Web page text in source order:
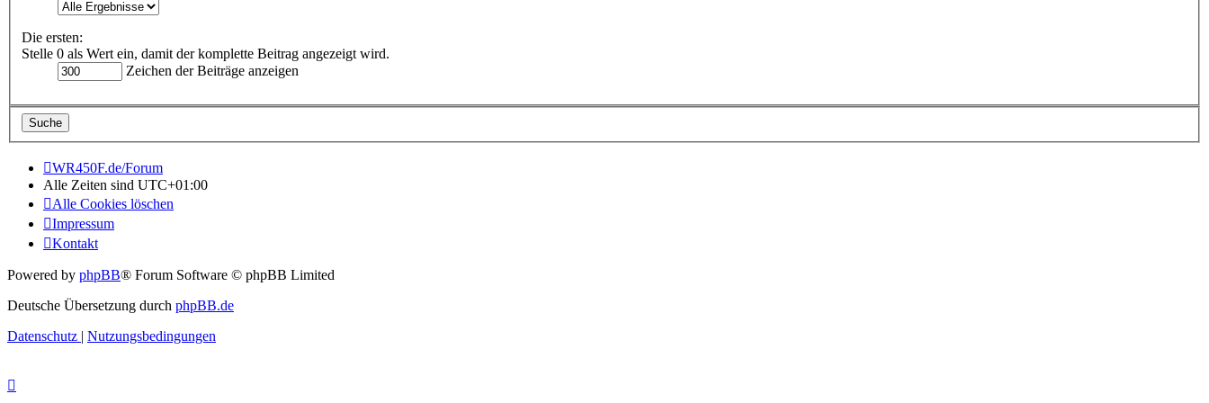
Die ersten:
Stelle 0 als Wert ein, damit der komplette Beitrag angezeigt wird.
Zeichen der Beiträge anzeigen
WR450F.de/Forum
Alle Zeiten sind UTC+01:00
Alle Cookies löschen
Impressum
Kontakt
Powered by phpBB® Forum Software © phpBB Limited
Deutsche Übersetzung durch phpBB.de
Datenschutz | Nutzungsbedingungen